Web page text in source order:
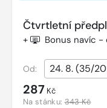
Čtvrtletní
+ Bonus navíc -
Od:
287 Kč
Na stánku:343 Kč